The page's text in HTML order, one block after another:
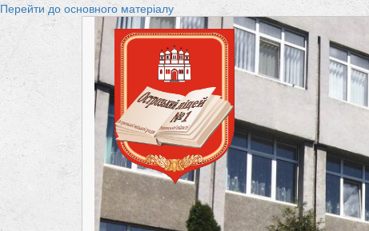
Перейти до основного матеріалу